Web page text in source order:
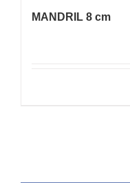
MANDRIL 8 cm